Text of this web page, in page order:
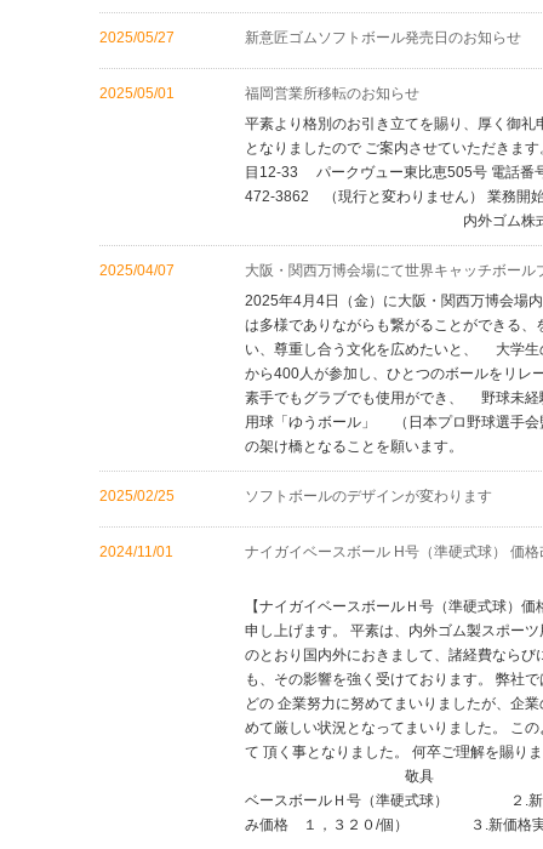
2025/05/27 新意匠ゴムソフトボール発売日のお知らせ
2025/05/01
福岡営業所移転のお知らせ
平素より格別のお引き立てを賜り、厚く御
となりましたので ご案内させていただき
目12-33 パークヴュー東比恵505号 電話
472-3862 （現行と変わりません） 業務
内外ゴム株式会社
2025/04/07
大阪・関西万博会場にて世界キャッチボー
2025年4月4日（金）に大阪・関西万博会場
は多様でありながらも繋がることができる
い、尊重し合う文化を広めたいと、 大学
から400人が参加し、ひとつのボールをリ
素手でもグラブでも使用ができ、 野球未経
用球「ゆうボール」 （日本プロ野球選手
の架け橋となることを願います。
2025/02/25 ソフトボールのデザインが変わります
2024/11/01
ナイガイベースボール H号（準硬式球） 価
【ナイガイベースボールＨ号（準硬式球
申し上げます。 平素は、内外ゴム製スポー
のとおり国内外におきまして、諸経費なら
も、その影響を強く受けております。 弊社
どの 企業努力に努めてまいりましたが、企
めて厳しい状況となってまいりました。 こ
て 頂く事となりました。 何卒ご理解
敬具 - 記 - １
ベースボールＨ号（準硬式球） ２.
み価格 １，３２０/個） ３.新価